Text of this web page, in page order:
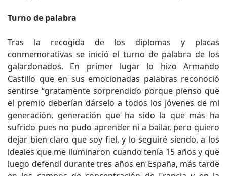
Turno de palabra
Tras la recogida de los diplomas y placas
conmemorativas se inició el turno de palabra de los
galardonados. En primer lugar lo hizo Armando
Castillo que en sus emocionadas palabras reconoció
sentirse “gratamente sorprendido porque pienso que
el premio deberían dárselo a todos los jóvenes de mi
generación, generación que ha sido la que más ha
sufrido pues no pudo aprender ni a bailar, pero quiero
dejar bien claro que soy fiel, y lo seguiré siendo, a los
ideales que me iluminaron cuando tenía 15 años y que
luego defendí durante tres años en España, más tarde